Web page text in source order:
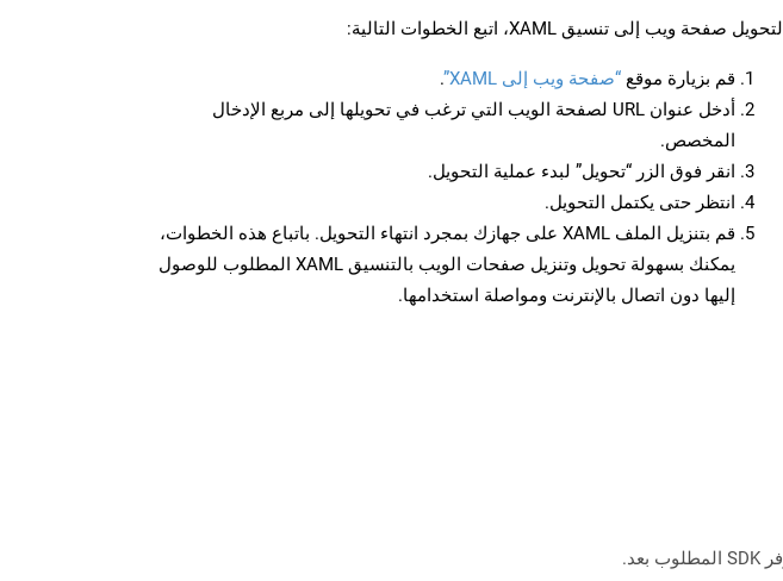
لتحويل صفحة ويب إلى تنسيق XAML، اتبع الخطوات التالية:
قم بزيارة موقع “صفحة ويب إلى XAML”
.
أدخل عنوان URL لصفحة الويب التي ترغب في تحويلها إلى مربع الإدخال
المخصص.
انقر فوق الزر “تحويل” لبدء عملية التحويل.
انتظر حتى يكتمل التحويل.
قم بتنزيل الملف XAML على جهازك بمجرد انتهاء التحويل. باتباع هذه الخطوات،
يمكنك بسهولة تحويل وتنزيل صفحات الويب بالتنسيق XAML المطلوب للوصول
إليها دون اتصال بالإنترنت ومواصلة استخدامها.